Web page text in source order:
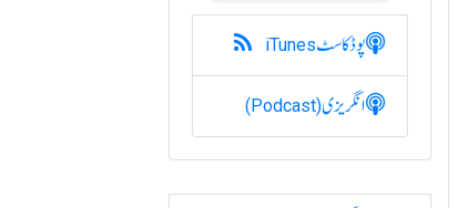
پوڈکاسٹiTunes
انگریزی(Podcast)